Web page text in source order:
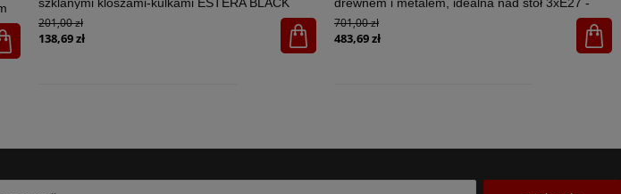
2xG9 - 6706
201,00 zł
138,69 zł
4712
701,00 zł
483,69 zł